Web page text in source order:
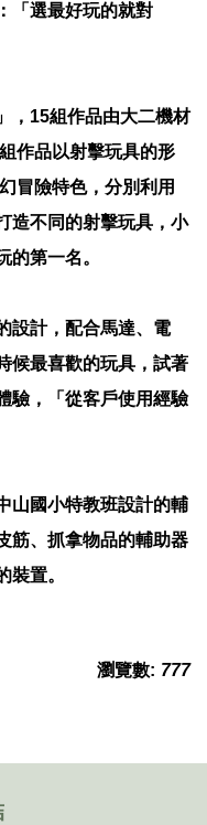
「選最好玩的就對
，15組作品由大二機材
作品以射擊玩具的形
冒險特色，分別利用
造不同的射擊玩具，小
的第一名。
設計，配合馬達、電
候最喜歡的玩具，試著
驗，「從客戶使用經驗
山國小特教班設計的輔
筋、抓拿物品的輔助器
裝置。
瀏覽數: 777